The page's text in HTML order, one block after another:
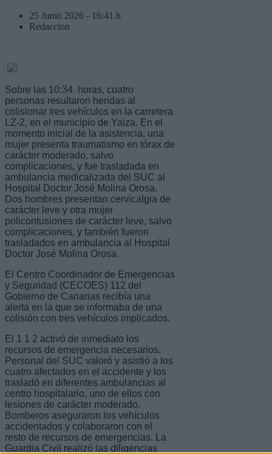
25 Junio 2026 - 16:41 h
Redaccion
Sobre las 10:34 horas, cuatro
personas resultaron heridas al
colisionar tres vehículos en la carretera
LZ-2, en el municipio de Yaiza. En el
momento inicial de la asistencia, una
mujer presenta traumatismo en tórax de
carácter moderado, salvo
complicaciones, y fue trasladada en
ambulancia medicalizada del SUC al
Hospital Doctor José Molina Orosa.
Dos hombres presentan cervicalgia de
carácter leve y otra mujer
policontusiones de carácter leve, salvo
complicaciones, y también fueron
trasladados en ambulancia al Hospital
Doctor José Molina Orosa.
El Centro Coordinador de Emergencias
y Seguridad (CECOES) 112 del
Gobierno de Canarias recibía una
alerta en la que se informaba de una
colisión con tres vehículos implicados.
El 1 1 2 activó de inmediato los
recursos de emergencia necesarios.
Personal del SUC valoró y asistió a los
cuatro afectados en el accidente y los
trasladó en diferentes ambulancias al
centro hospitalario, uno de ellos con
lesiones de carácter moderado.
Bomberos aseguraron los vehículos
accidentados y colaboraron con el
resto de recursos de emergencias. La
Guardia Civil realizó las diligencias